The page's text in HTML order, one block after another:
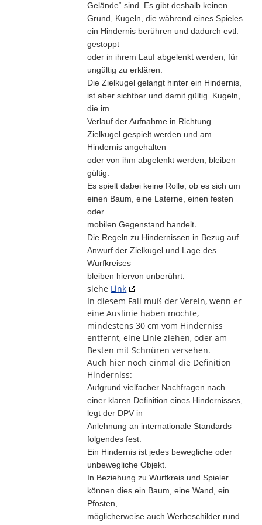
Gelände“ sind. Es gibt deshalb keinen
Grund, Kugeln, die während eines Spieles
ein Hindernis berühren und dadurch evtl.
gestoppt
oder in ihrem Lauf abgelenkt werden, für
ungültig zu erklären.
Die Zielkugel gelangt hinter ein Hindernis,
ist aber sichtbar und damit gültig. Kugeln,
die im
Verlauf der Aufnahme in Richtung
Zielkugel gespielt werden und am
Hindernis angehalten
oder von ihm abgelenkt werden, bleiben
gültig.
Es spielt dabei keine Rolle, ob es sich um
einen Baum, eine Laterne, einen festen
oder
mobilen Gegenstand handelt.
Die Regeln zu Hindernissen in Bezug auf
Anwurf der Zielkugel und Lage des
Wurfkreises
bleiben hiervon unberührt.
siehe Link
In diesem Fall muß der Verein, wenn er
eine Auslinie haben möchte,
mindestens 30 cm vom Hinderniss
entfernt, eine Linie ziehen, oder am
Besten mit Schnüren versehen.
Auch hier noch einmal die Definition
Hinderniss:
Aufgrund vielfacher Nachfragen nach
einer klaren Definition eines Hindernisses,
legt der DPV in
Anlehnung an internationale Standards
folgendes fest:
Ein Hindernis ist jedes bewegliche oder
unbewegliche Objekt.
In Beziehung zu Wurfkreis und Spieler
können dies ein Baum, eine Wand, ein
Pfosten,
möglicherweise auch Werbeschilder rund